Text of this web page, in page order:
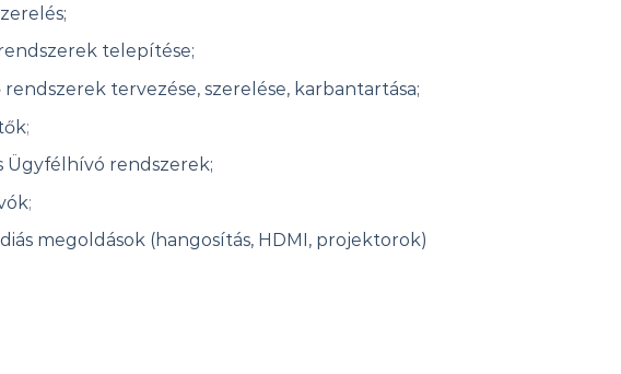
telepítése;
tervezése, szerelése, karbantartása;
;
Ügyfélhívó rendszerek;
;
megoldások (hangosítás, HDMI, projektorok)